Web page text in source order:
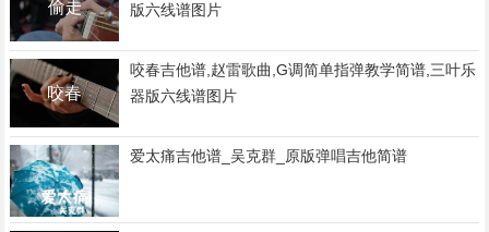
版六线谱图片
咬春吉他谱,赵雷歌曲,G调简单指弹教学简谱,三叶乐
器版六线谱图片
爱太痛吉他谱_吴克群_原版弹唱吉他简谱